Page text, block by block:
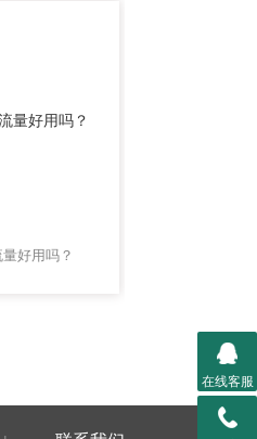
好用吗？
在线客服